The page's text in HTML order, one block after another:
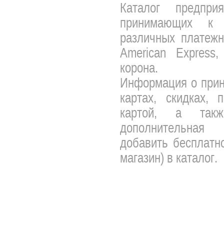
Каталог
принимающих к
различных
American
корона.
Информация о
картах, скидках,
картой, а
добавить
магазин) в каталог.